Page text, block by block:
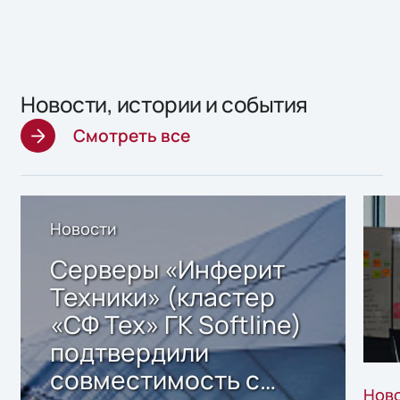
Новости, истории и события
Смотреть все
Новости
Серверы «Инферит
Техники» (кластер
«СФ Тех» ГК Softline)
подтвердили
совместимость с